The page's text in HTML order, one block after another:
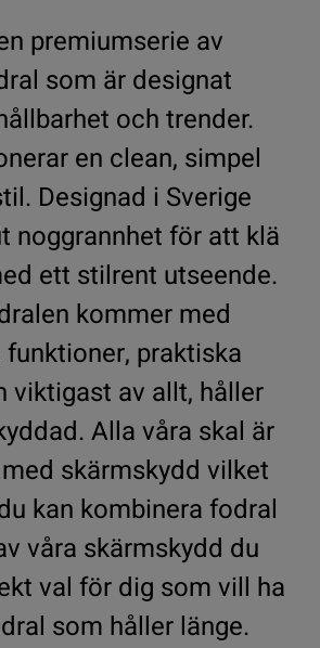
premiumserie av
som är designat
och trender.
en clean, simpel
Designad i Sverige
noggrannhet för att klä
ett stilrent utseende.
kommer med
praktiska
viktigast av allt, håller
Alla våra skal är
skärmskydd vilket
kan kombinera fodral
våra skärmskydd du
val för dig som vill ha
som håller länge.